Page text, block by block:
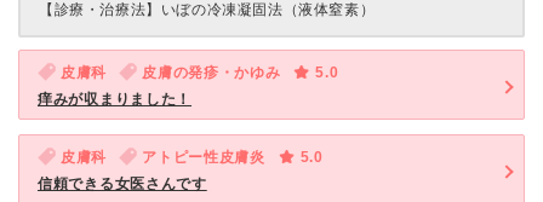
【診療・治療法】 いぼの冷凍凝固法（液体窒素）
皮膚科 皮膚の発疹・かゆみ
5.0
痒みが収まりました！
皮膚科 アトピー性皮膚炎
5.0
信頼できる女医さんです